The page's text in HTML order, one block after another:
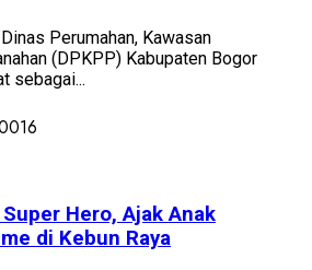
Perumahan, Kawasan
(DPKPP) Kabupaten Bogor
sebagai...
Hero, Ajak Anak
di Kebun Raya